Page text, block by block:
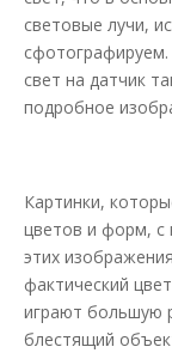
световые лучи,
свет на датчик
подробное
Картинки,
цветов и форм, с
этих
фактический
играют большую
блестящий